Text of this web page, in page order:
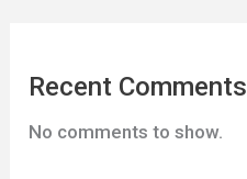
Recent Comments
No comments to show.